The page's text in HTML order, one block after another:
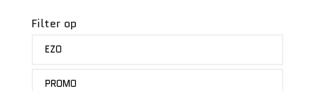
Filter op
EZO
PROMO